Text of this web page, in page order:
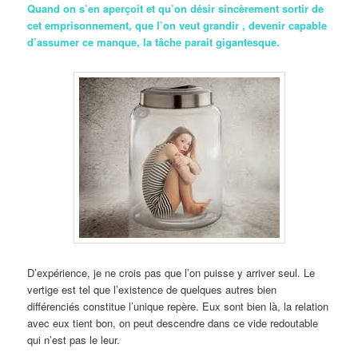
Quand on s’en aperçoit et qu’on désir sincèrement sortir de
cet emprisonnement, que l’on veut grandir , devenir capable
d’assumer ce manque, la tâche parait gigantesque.
D’expérience, je ne crois pas que l’on puisse y arriver seul. Le
vertige est tel que l’existence de quelques autres bien
différenciés constitue l’unique repère. Eux sont bien là, la relation
avec eux tient bon, on peut descendre dans ce vide redoutable
qui n’est pas le leur.